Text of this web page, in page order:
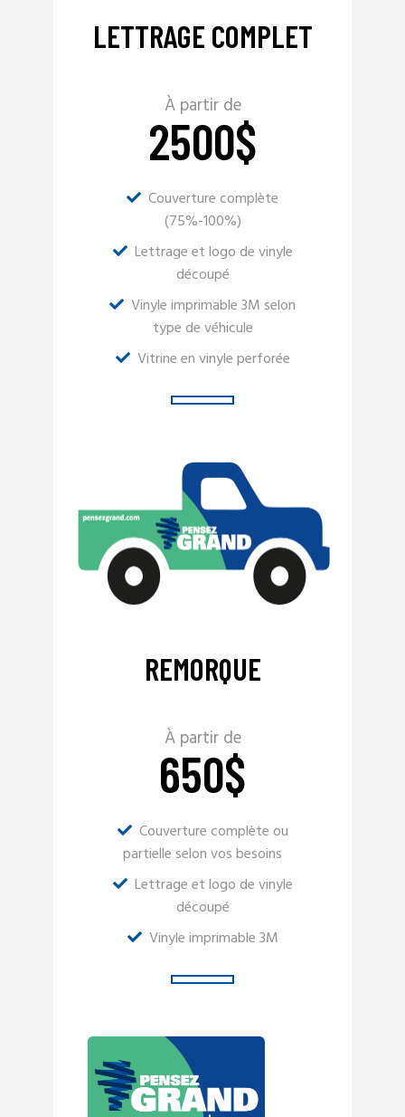
LETTRAGE COMPLET
À partir de
2500$
Couverture complète
(75%-100%)
Lettrage et logo de vinyle
découpé
Vinyle imprimable 3M selon
type de véhicule
Vitrine en vinyle perforée
REMORQUE
À partir de
650$
Couverture complète ou
partielle selon vos besoins
Lettrage et logo de vinyle
découpé
Vinyle imprimable 3M